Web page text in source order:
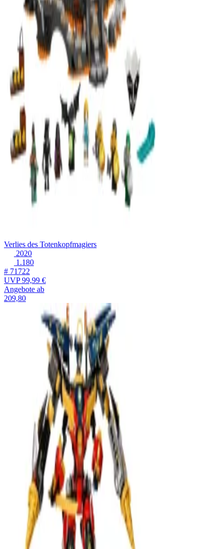
Verlies des Totenkopfmagiers
2020
1.180
# 71722
UVP99,99 €
Angebote ab
209,80